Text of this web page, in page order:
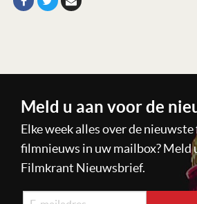
Meld u aan voor de
Elke week alles over de
filmnieuws in uw mailbox? Meld
Filmkrant Nieuwsbrief.